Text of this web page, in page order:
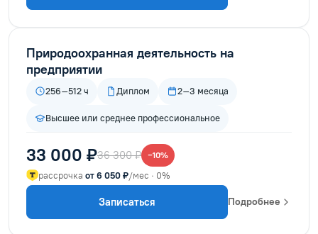
Природоохранная деятельность на
предприятии
256–512 ч Диплом 2–3 месяца
Высшее или среднее профессиональное
33 000 ₽36 300 ₽ −10%
рассрочка от 6 050 ₽/мес · 0%
Записаться Подробнее